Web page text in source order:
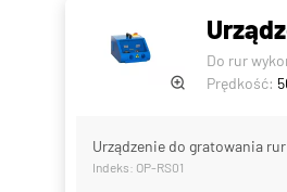
Do rur
Prędkość:
Urządzenie do gratowania rur
Indeks: OP-RS01